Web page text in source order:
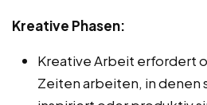
Kreative Phasen:
Kreative Arbeit erfordert
Zeiten arbeiten, in denen